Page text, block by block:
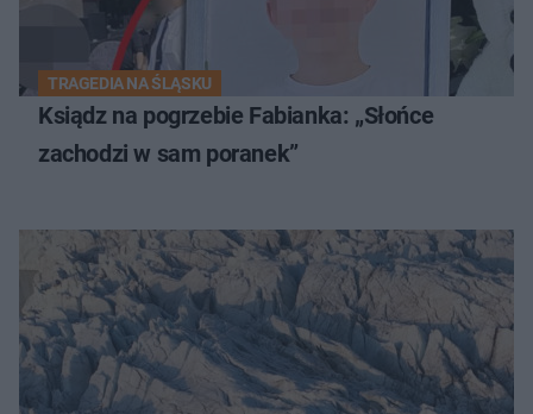
TRAGEDIA NA ŚLĄSKU
Ksiądz na pogrzebie Fabianka: „Słońce
zachodzi w sam poranek”